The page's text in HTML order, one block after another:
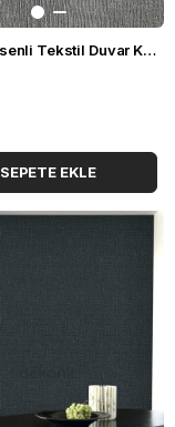
Hasır Desenli Tekstil Duvar Kağıdı V0431
SEPETE EKLE